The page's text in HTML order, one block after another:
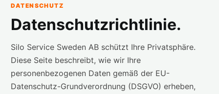
DATENSCHUTZ
Datenschutzrichtlinie.
Silo Service Sweden AB schützt Ihre Privatsphäre.
Diese Seite beschreibt, wie wir Ihre
personenbezogenen Daten gemäß der EU-
Datenschutz-Grundverordnung (DSGVO) erheben,